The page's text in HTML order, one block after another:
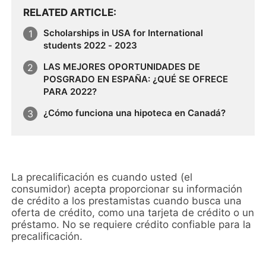
RELATED ARTICLE
Scholarships in USA for International
students 2022 - 2023
LAS MEJORES OPORTUNIDADES DE
POSGRADO EN ESPAÑA: ¿QUÉ SE OFRECE
PARA 2022?
¿Cómo funciona una hipoteca en Canadá?
La precalificación es cuando usted (el
consumidor) acepta proporcionar su información
de crédito a los prestamistas cuando busca una
oferta de crédito, como una tarjeta de crédito o un
préstamo. No se requiere crédito confiable para la
precalificación.